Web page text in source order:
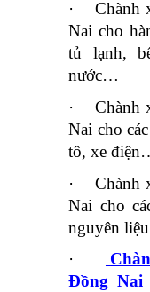
·
Chành
Nai cho
tủ lạnh,
nước…
·
Chành
Nai cho
tô, xe
·
Chành
Nai cho
nguyên
·
Đồng Nai